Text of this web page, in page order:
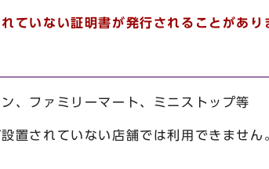
ていない証明書が発行されることがあり
、ファミリーマート、ミニストップ等
置されていない店舗では利用できません